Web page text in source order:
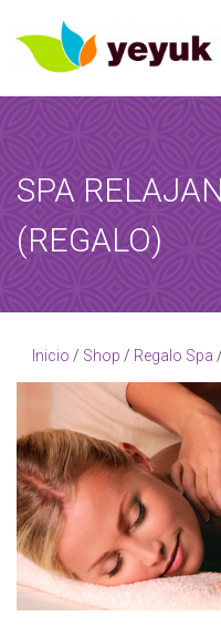
SPA
(REGALO)
Inicio / Shop / Regalo Spa